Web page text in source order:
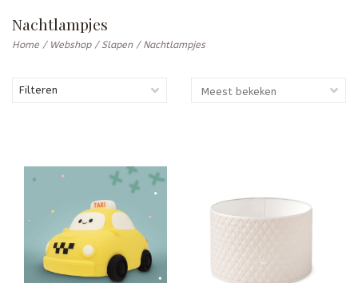
Nachtlampjes
Home / Webshop/ Slapen/ Nachtlampjes
Filteren